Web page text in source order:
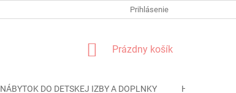
PODMIENKY OCHRANY OSOBNÝCH
Prihlásenie
NÁKUPNÝ
Prázdny košík
NÁBYTOK DO DETSKEJ IZBY A DOPLNKY HRAČKY